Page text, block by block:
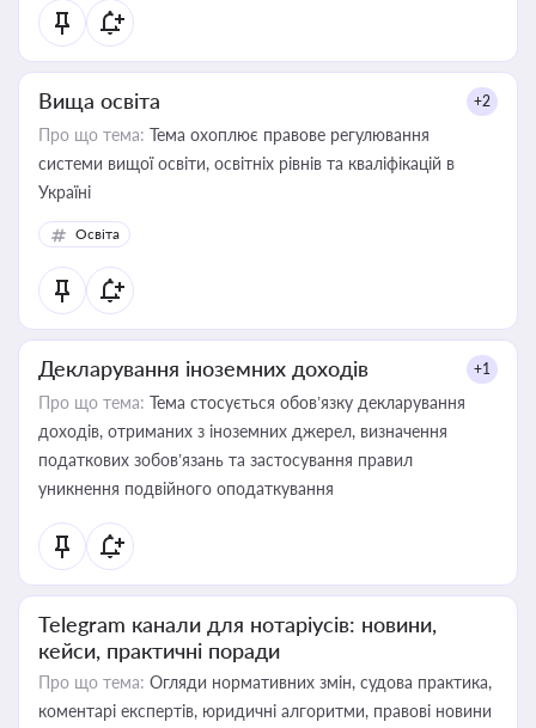
Вища освіта +2
Про що тема: Тема охоплює правове регулювання
системи вищої освіти, освітніх рівнів та кваліфікацій в
Україні
Освіта
Декларування іноземних доходів +1
Про що тема: Тема стосується обов’язку декларування
доходів, отриманих з іноземних джерел, визначення
податкових зобов’язань та застосування правил
уникнення подвійного оподаткування
Telegram канали для нотаріусів: новини,
кейси, практичні поради
Про що тема: Огляди нормативних змін, судова практика,
коментарі експертів, юридичні алгоритми, правові новини